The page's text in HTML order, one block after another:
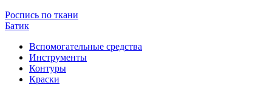
Роспись по ткани
Батик
Вспомогательные средства
Инструменты
Контуры
Краски